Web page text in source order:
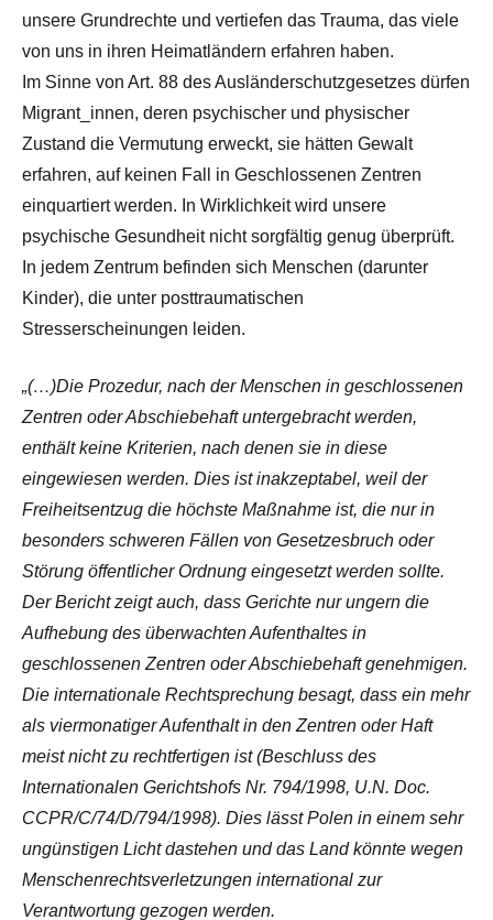
unsere Grundrechte und vertiefen das Trauma, das viele
von uns in ihren Heimatländern erfahren haben.
Im Sinne von Art. 88 des Ausländerschutzgesetzes dürfen
Migrant_innen, deren psychischer und physischer
Zustand die Vermutung erweckt, sie hätten Gewalt
erfahren, auf keinen Fall in Geschlossenen Zentren
einquartiert werden. In Wirklichkeit wird unsere
psychische Gesundheit nicht sorgfältig genug überprüft.
In jedem Zentrum befinden sich Menschen (darunter
Kinder), die unter posttraumatischen
Stresserscheinungen leiden.
„(…)Die Prozedur, nach der Menschen in geschlossenen
Zentren oder Abschiebehaft untergebracht werden,
enthält keine Kriterien, nach denen sie in diese
eingewiesen werden. Dies ist inakzeptabel, weil der
Freiheitsentzug die höchste Maßnahme ist, die nur in
besonders schweren Fällen von Gesetzesbruch oder
Störung öffentlicher Ordnung eingesetzt werden sollte.
Der Bericht zeigt auch, dass Gerichte nur ungern die
Aufhebung des überwachten Aufenthaltes in
geschlossenen Zentren oder Abschiebehaft genehmigen.
Die internationale Rechtsprechung besagt, dass ein mehr
als viermonatiger Aufenthalt in den Zentren oder Haft
meist nicht zu rechtfertigen ist (Beschluss des
Internationalen Gerichtshofs Nr. 794/1998, U.N. Doc.
CCPR/C/74/D/794/1998). Dies lässt Polen in einem sehr
ungünstigen Licht dastehen und das Land könnte wegen
Menschenrechtsverletzungen international zur
Verantwortung gezogen werden.